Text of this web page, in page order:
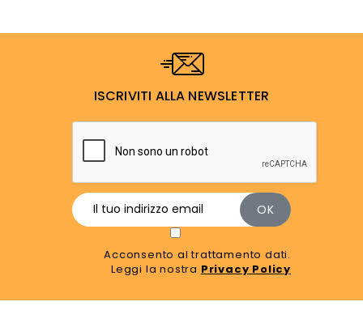
ISCRIVITI ALLA NEWSLETTER
Acconsento al trattamento dati.
Leggi la nostra Privacy Policy